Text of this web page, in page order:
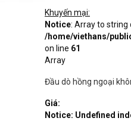
Khuyến mại:
Notice: Array to string
/home/viethans/
on line 61
Array
Đầu dò hồng ngoại
Giá:
Notice: Undefined